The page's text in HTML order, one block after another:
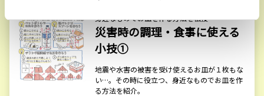
身近なものでお皿を作る方法を伝授
災害時の調理・食事に使える
小技①
地震や水害の被害を受け使えるお皿が１枚もな
い…。その時に役立つ、身近なものでお皿を作
る方法を紹介。